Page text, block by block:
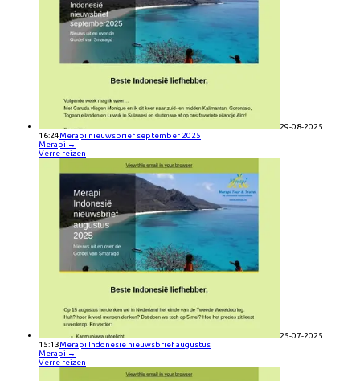
29-08-2025
16:24Merapi nieuwsbrief september 2025
Merapi →
Verre reizen
25-07-2025
15:13Merapi Indonesië nieuwsbrief augustus
Merapi →
Verre reizen